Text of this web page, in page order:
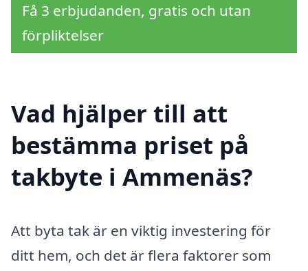
Få 3 erbjudanden, gratis och utan
förpliktelser
Vad hjälper till att
bestämma priset på
takbyte i Ammenäs?
Att byta tak är en viktig investering för
ditt hem, och det är flera faktorer som